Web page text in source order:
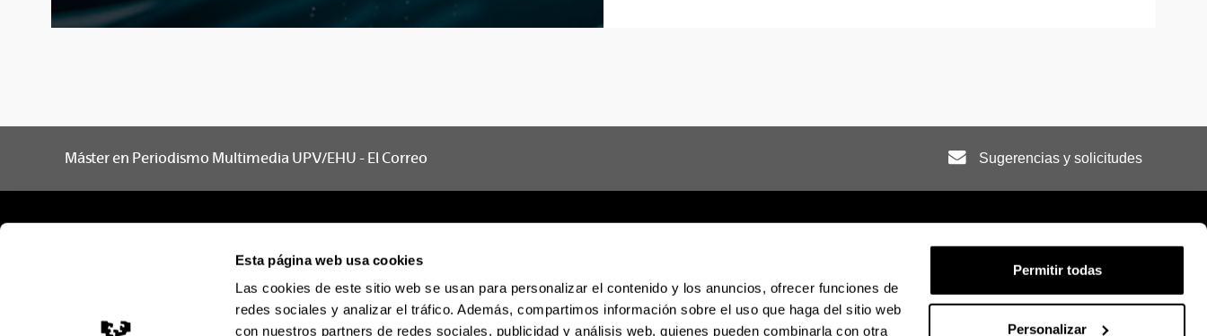
Esta página web usa cookies
Las cookies de este sitio web se usan para personalizar el contenido y los anuncios, ofrecer funciones de
redes sociales y analizar el tráfico. Además, compartimos información sobre el uso que haga del sitio web
con nuestros partners de redes sociales, publicidad y análisis web, quienes pueden combinarla con otra
Permitir todas
Personalizar
Máster en Periodismo Multimedia UPV/EHU - El Correo Sugerencias y solicitudes
Sede electrónica Accesibilidad Información legal Mapa Ayuda Contacto